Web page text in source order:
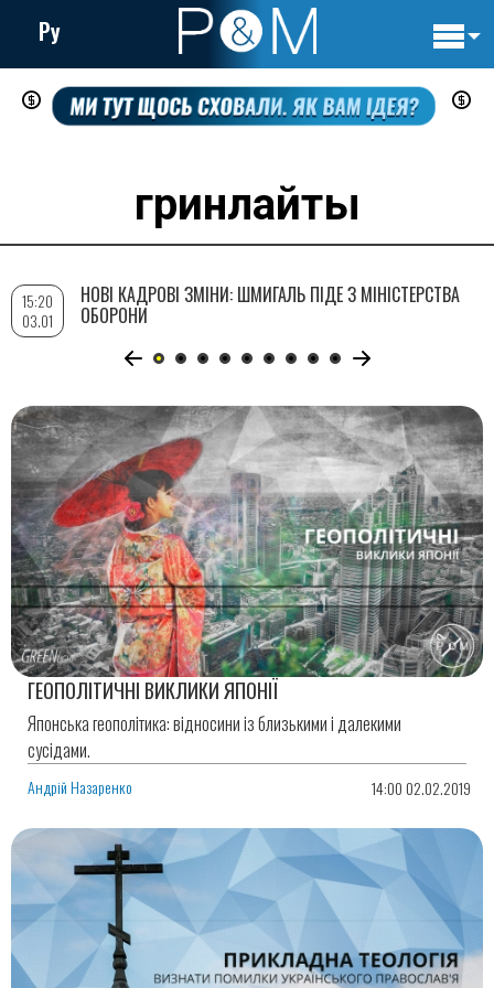
Перейти
до
Ру
гринлайты
ГЕОПОЛІТИЧНІ ВИКЛИКИ ЯПОНІЇ
Японська геополітика: відносини із близькими і далекими
сусідами.
Андрій Назаренко 14:00 02.02.2019
15:20
03.01
НОВІ КАДРОВІ ЗМІНИ: ШМИГАЛЬ ПІДЕ З МІНІСТЕРСТВА
ОБОРОНИ